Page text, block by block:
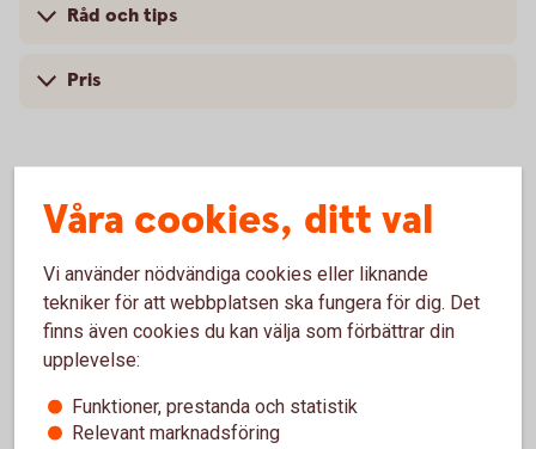
Råd och tips
Pris
För att se detta innehåll behöver du först
godkänna cookies för Funktioner, prestanda
och statistik.
Inställningar för cookies
Våra cookies, ditt val
Vi använder nödvändiga cookies eller liknande
tekniker för att webbplatsen ska fungera för dig. Det
finns även cookies du kan välja som förbättrar din
upplevelse:
Funktioner, prestanda och statistik
Relevant marknadsföring